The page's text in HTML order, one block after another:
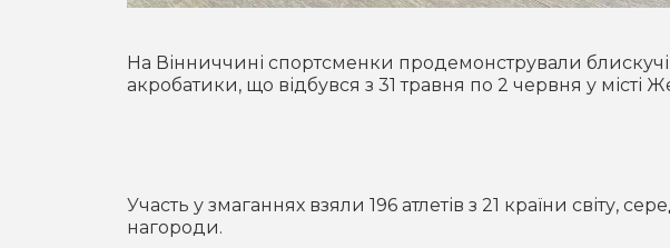
На Вінниччині спортсменки продемонстрували блискучі
акробатики, що відбувся з 31 травня по 2 червня у місті
Участь у змаганнях взяли 196 атлетів з 21 країни світу,
нагороди.